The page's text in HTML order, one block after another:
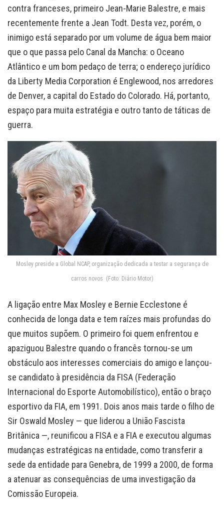
contra franceses, primeiro Jean-Marie Balestre, e mais
recentemente frente a Jean Todt. Desta vez, porém, o
inimigo está separado por um volume de água bem maior
que o que passa pelo Canal da Mancha: o Oceano
Atlântico e um bom pedaço de terra; o endereço jurídico
da Liberty Media Corporation é Englewood, nos arredores
de Denver, a capital do Estado do Colorado. Há, portanto,
espaço para muita estratégia e outro tanto de táticas de
guerra.
Mosley preside a Global NCAP, organização dedicada a testar a segurança de
carros novos (Foto: Diário Motor)
A ligação entre Max Mosley e Bernie Ecclestone é
conhecida de longa data e tem raízes mais profundas do
que muitos supõem. O primeiro foi quem enfrentou e
apaziguou Balestre quando o francês tornou-se um
obstáculo aos interesses comerciais do amigo e lançou-
se candidato à presidência da FISA (Federação
Internacional do Esporte Automobilístico), então o braço
esportivo da FIA, em 1991. Dois anos mais tarde o filho de
Sir Oswald Mosley — que liderou a União Fascista
Britânica —, reunificou a FISA e a FIA e executou algumas
mudanças estratégicas na entidade, como transferir a
sede da entidade para Genebra, de 1999 a 2000, de forma
a atenuar as consequências de uma investigação da
Comissão Europeia.